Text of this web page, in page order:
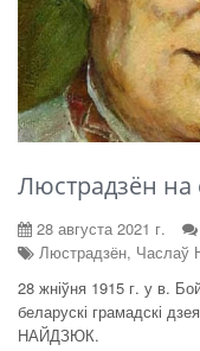
Люстрадзён на
28 августа 2021 г.
Люстрадзён, Часлаў
28 жніўня 1915 г. у в.
беларускі грамадскі
НАЙДЗЮК.